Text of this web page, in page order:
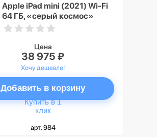
Apple iPad mini (2021) Wi-Fi
64 ГБ, «серый космос»
Цена
38 975 ₽
Хочу дешевле!
Добавить в корзину
Купить в 1
клик
арт. 984